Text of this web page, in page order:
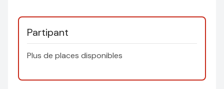
Partipant
Plus de places disponibles